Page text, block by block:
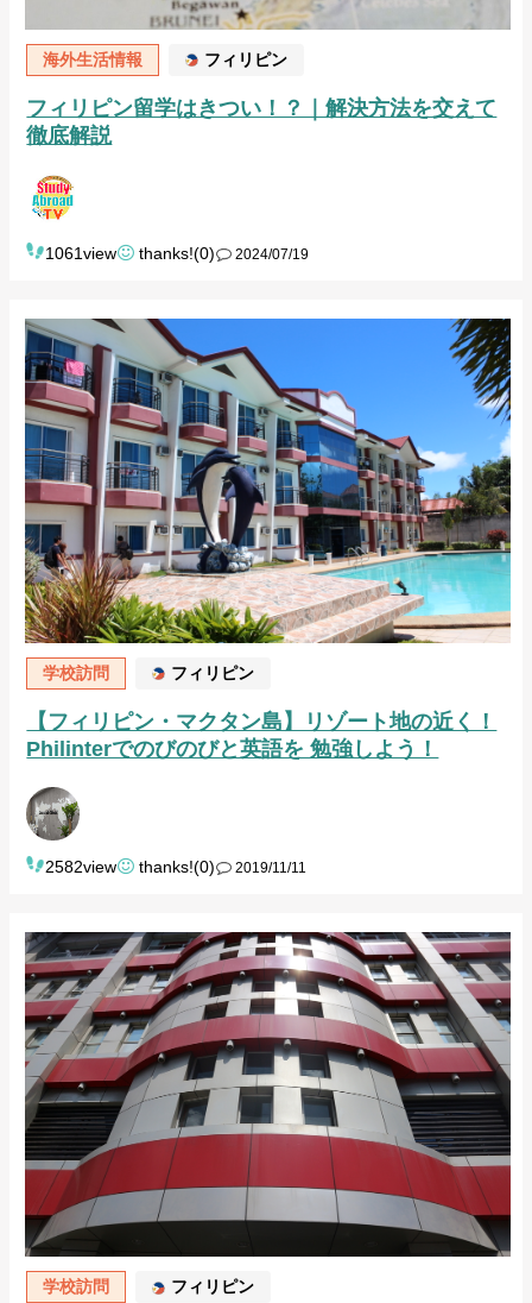
海外生活情報 フィリピン
フィリピン留学はきつい！？｜解決方法を交えて
徹底解説
1061view thanks!(0) 2024/07/19
学校訪問 フィリピン
【フィリピン・マクタン島】リゾート地の近く！
Philinterでのびのびと英語を 勉強しよう！
2582view thanks!(0) 2019/11/11
学校訪問 フィリピン